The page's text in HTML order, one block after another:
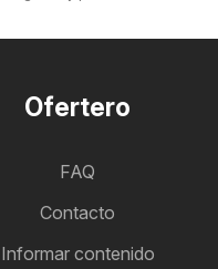
Ofertero
FAQ
Contacto
Informar contenido